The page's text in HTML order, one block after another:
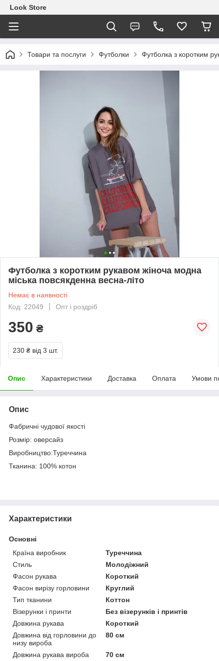
Look Store
Товари та послуги Футболки Футболка з коротким
Футболка з коротким рукавом жіноча модна
міська повсякденна весна-літо
Немає в наявності
Код: 22049
Опт і роздріб
350 ₴
230 ₴ від 3 шт.
Опис Характеристики Доставка Оплата Умови
Опис
Фабричні чудової якості
Розмір: оверсайз
Виробництво:Туреччина
Тканина: 100% котон
Характеристики
Основні
Країна виробник
Туреччина
Стиль
Молодіжний
Фасон рукава
Короткий
Фасон вирізу горловини
Круглий
Тип тканини
Коттон
Візерунки і принти
Без візерунків і принтів
Довжина рукава
Короткий
Довжина від горловини до
низу вироба
80 см
Довжина рукава вироба
70 см